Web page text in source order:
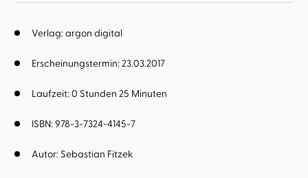
Verlag: argon digital
Erscheinungstermin: 23.03.2017
Laufzeit: 0 Stunden 25 Minuten
ISBN: 978-3-7324-4145-7
Autor: Sebastian Fitzek